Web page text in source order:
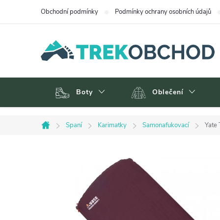
Obchodní podmínky Podmínky ochrany osobních údajů
Boty Oblečení
Domů
Spaní Karimatky Samonafukovací Yate